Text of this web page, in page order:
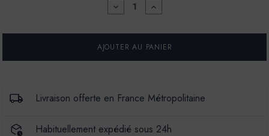
DIMINUER
LA
POUR
LA
-
BRILLANT
-
AUGMENTER
LA
POUR
LA
-
BRILLANT
-
Livraison offerte en France Métropolitaine
Habituellement expédié sous 24h